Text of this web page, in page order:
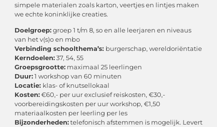
simpele materialen zoals karton, veertjes en lintjes maken
we echte koninklijke creaties.
Doelgroep:groep 1 t/m 8, so en alle leerjaren en niveaus
van het v(s)o en mbo
Verbinding schoolthema’s: burgerschap, wereldoriëntatie
Kerndoelen:37, 54, 55
Groepsgrootte: maximaal 25 leerlingen
Duur:1 workshop van 60 minuten
Locatie: klas- of knutsellokaal
Kosten:€60,- per uur exclusief reiskosten, €30,-
voorbereidingskosten per uur workshop, €1,50
materiaalkosten per leerling per les
Bijzonderheden:telefonisch afstemmen is mogelijk. Levert